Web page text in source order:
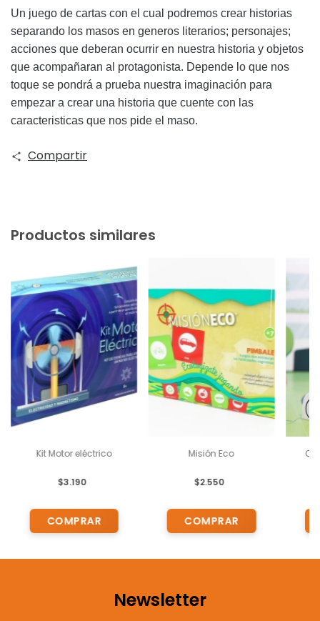
Un juego de cartas con el cual podremos crear historias
separando los masos en generos literarios; personajes;
acciones que deberan ocurrir en nuestra historia y objetos
que acompañaran al protagonista. Depende lo que nos
toque se pondrá a prueba nuestra imaginación para
empezar a crear una historia que cuente con las
caracteristicas que nos pide el maso.
Compartir
Productos similares
Kit Motor eléctrico
$3.190
Misión Eco
$2.550
Newsletter